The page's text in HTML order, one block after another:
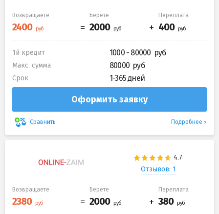
Возвращаете Берете Переплата
1й кредит 1000 - 80000
Макс. сумма 80000
Срок 1-365 дней
Оформить заявку
Сравнить Подробнее
Отзывов: 1
Возвращаете Берете Переплата